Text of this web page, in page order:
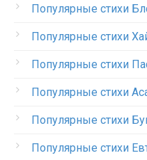
Популярные стихи
Популярные стихи
Популярные стихи
Популярные стихи
Популярные стихи
Популярные стихи